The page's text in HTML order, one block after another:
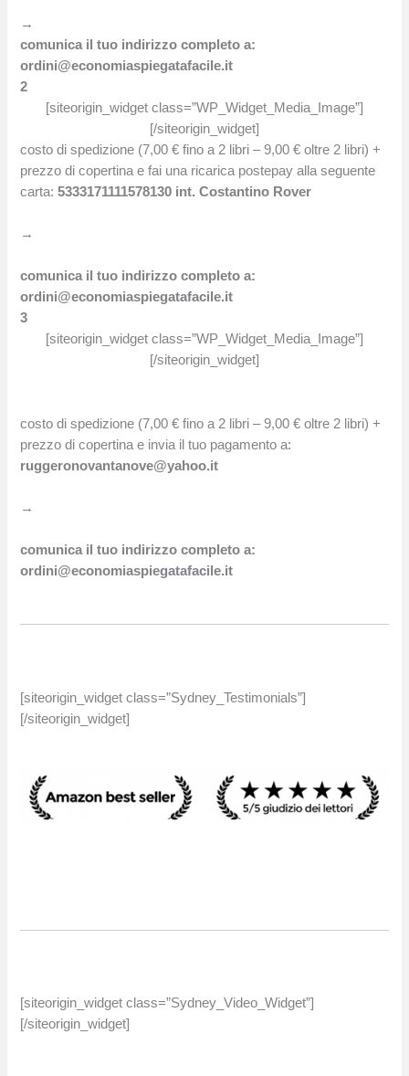
→
comunica il tuo indirizzo completo a:
ordini@economiaspiegatafacile.it
2
[siteorigin_widget class=”WP_Widget_Media_Image”]
[/siteorigin_widget]
costo di spedizione (7,00 € fino a 2 libri – 9,00 € oltre 2 libri) +
prezzo di copertina e fai una ricarica postepay alla seguente
carta: 5333171111578130 int. Costantino Rover
→
comunica il tuo indirizzo completo a:
ordini@economiaspiegatafacile.it
3
[siteorigin_widget class=”WP_Widget_Media_Image”]
[/siteorigin_widget]
costo di spedizione (7,00 € fino a 2 libri – 9,00 € oltre 2 libri) +
prezzo di copertina e invia il tuo pagamento a:
ruggeronovantanove@yahoo.it
→
comunica il tuo indirizzo completo a:
ordini@economiaspiegatafacile.it
[siteorigin_widget class=”Sydney_Testimonials”]
[/siteorigin_widget]
[siteorigin_widget class=”Sydney_Video_Widget”]
[/siteorigin_widget]